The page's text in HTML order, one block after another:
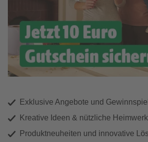
Exklusive Angebote und
Kreative Ideen & nützliche
Produktneuheiten und innovative